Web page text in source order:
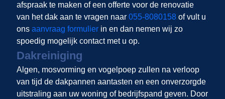
afspraak te maken of een offerte voor de renovatie
van het dak aan te vragen naar 055-8080158of vult u
ons aanvraag formulierin en dan nemen wij zo
spoedig mogelijk contact met u op.
Dakreiniging
Algen, mosvorming en vogelpoep zullen na verloop
van tijd de dakpannen aantasten en een onverzorgde
uitstraling aan uw woning of bedrijfspand geven. Door